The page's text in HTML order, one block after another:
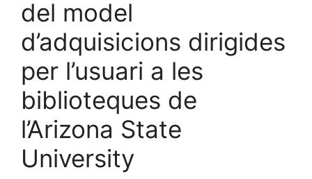
del model
d’adquisicions dirigides
per l’usuari a les
biblioteques de
l’Arizona State
University